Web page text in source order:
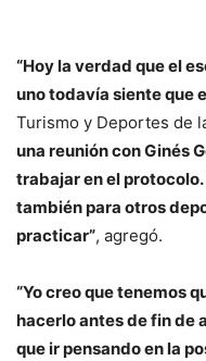
“Hoy la verdad que el
uno todavía siente que
Turismo y Deportes de
una reunión con Ginés
trabajar en el
también para otros
practicar”, agregó.
“Yo creo que tenemos
hacerlo antes de fin de
que ir pensando en la